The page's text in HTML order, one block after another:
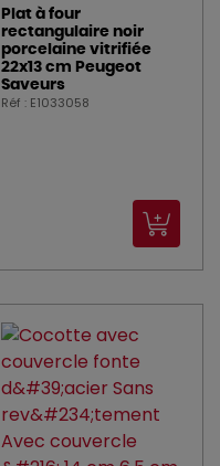
Plat à four
rectangulaire noir
porcelaine vitrifiée
22x13 cm Peugeot
Saveurs
Réf : E1033058